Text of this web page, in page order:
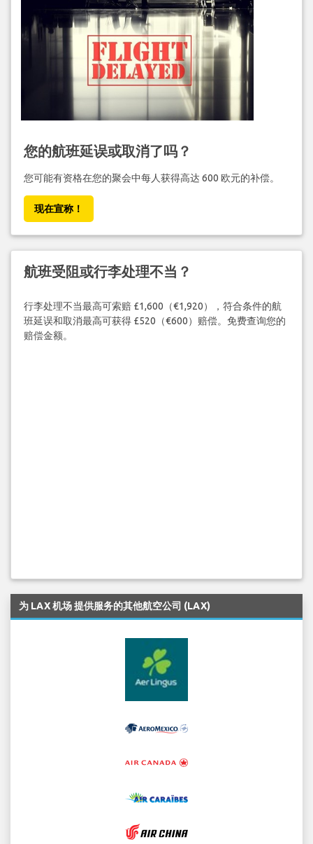
您的航班延误或取消了吗？
您可能有资格在您的聚会中每人获得高达 600 欧元的补偿。
现在宣称！
航班受阻或行李处理不当？
行李处理不当最高可索赔 £1,600（€1,920），符合条件的航
班延误和取消最高可获得 £520（€600）赔偿。免费查询您的
赔偿金额。
为 LAX 机场 提供服务的其他航空公司 (LAX)